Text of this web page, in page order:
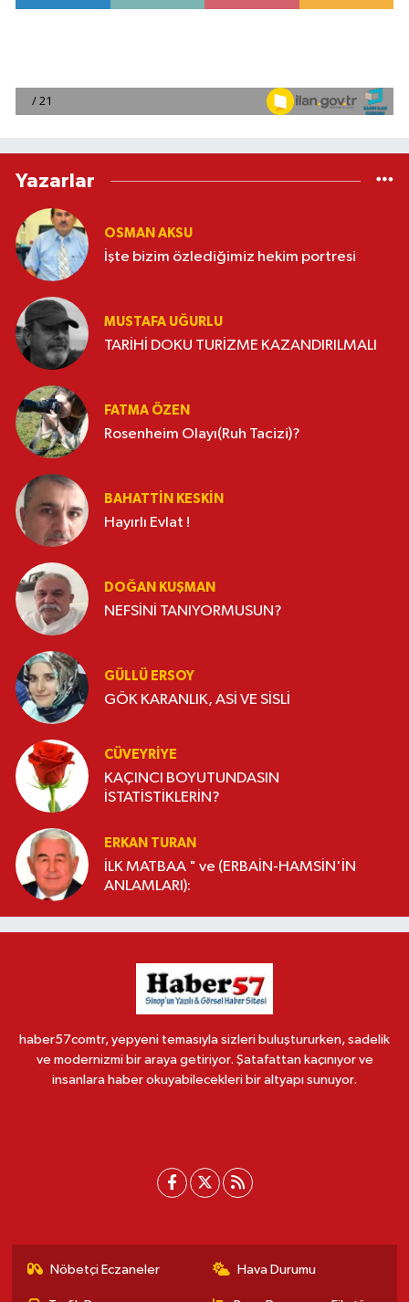
Yazarlar
OSMAN AKSU
İşte bizim özlediğimiz hekim portresi
MUSTAFA UĞURLU
TARİHİ DOKU TURİZME KAZANDIRILMALI
FATMA ÖZEN
Rosenheim Olayı(Ruh Tacizi)?
BAHATTIN KESKİN
Hayırlı Evlat !
DOĞAN KUŞMAN
NEFSİNİ TANIYORMUSUN?
GÜLLÜ ERSOY
GÖK KARANLIK, ASİ VE SİSLİ
CÜVEYRIYE
KAÇINCI BOYUTUNDASIN
İSTATİSTİKLERİN?
ERKAN TURAN
İLK MATBAA " ve (ERBAİN-HAMSİN'İN
ANLAMLARI):
haber57comtr, yepyeni temasıyla sizleri buluştururken, sadelik
ve modernizmi bir araya getiriyor. Şatafattan kaçınıyor ve
insanlara haber okuyabilecekleri bir altyapı sunuyor.
Nöbetçi Eczaneler Hava Durumu